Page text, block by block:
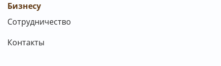
Бизнесу
Сотрудничество
Контакты